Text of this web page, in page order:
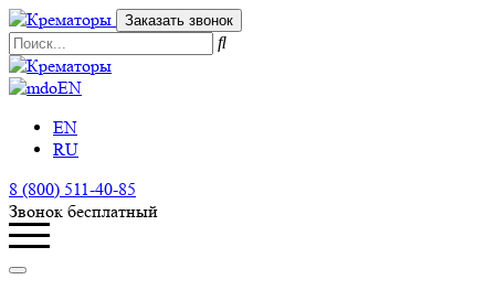
Заказать звонок
EN
EN
RU
8 (800) 511-40-85
Звонок бесплатный